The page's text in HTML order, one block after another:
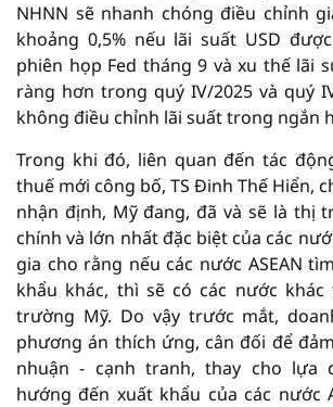
NHNN sẽ nhanh chóng điều chỉnh
khoảng 0,5% nếu lãi suất USD
phiên họp Fed tháng 9 và xu thế lãi
ràng hơn trong quý IV/2025 và quý
không điều chỉnh lãi suất trong ngắn
Trong khi đó, liên quan đến tác
thuế mới công bố, TS Đinh Thế Hiển,
nhận định, Mỹ đang, đã và sẽ là thị
chính và lớn nhất đặc biệt của các
gia cho rằng nếu các nước ASEAN
khẩu khác, thì sẽ có các nước
trường Mỹ. Do vậy trước mắt,
phương án thích ứng, cân đối để
nhuận - cạnh tranh, thay cho lựa
hướng đến xuất khẩu của các nước